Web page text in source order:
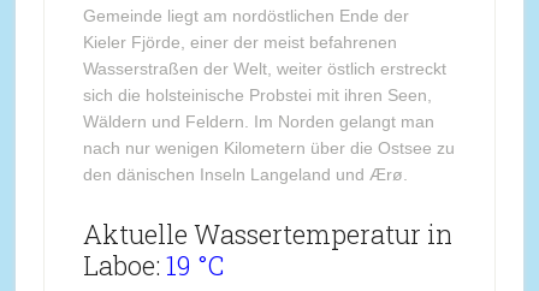
Gemeinde liegt am nordöstlichen Ende der
Kieler Fjörde, einer der meist befahrenen
Wasserstraßen der Welt, weiter östlich erstreckt
sich die holsteinische Probstei mit ihren Seen,
Wäldern und Feldern. Im Norden gelangt man
nach nur wenigen Kilometern über die Ostsee zu
den dänischen Inseln Langeland und Ærø.
Aktuelle Wassertemperatur in
Laboe: 19 °C